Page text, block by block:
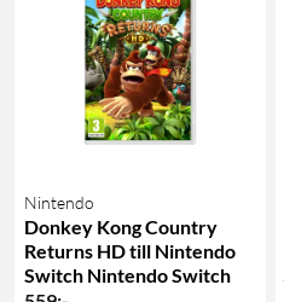
Nintendo
Donkey Kong Country
Returns HD till Nintendo
Switch Nintendo Switch